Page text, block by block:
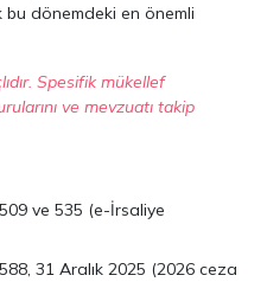
dönemdeki en önemli
Spesifik mükellef
ve mevzuatı takip
ve 535 (e-İrsaliye
31 Aralık 2025 (2026 ceza